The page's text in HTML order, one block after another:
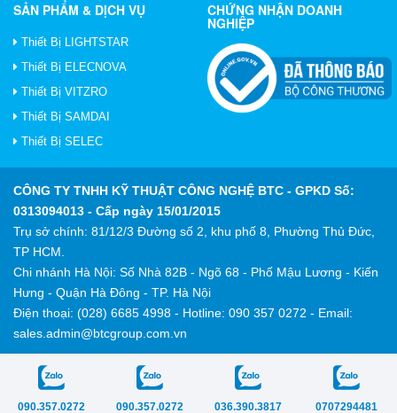
SẢN PHẨM & DỊCH VỤ
Thiết Bị LIGHTSTAR
Thiết Bị ELECNOVA
Thiết Bị VITZRO
Thiết Bị SAMDAI
Thiết Bị SELEC
CHỨNG NHẬN DOANH
NGHIỆP
CÔNG TY TNHH KỸ THUẬT CÔNG NGHỆ BTC - GPKD Số:
0313094013 - Cấp ngày 15/01/2015
Trụ sở chính: 81/12/3 Đường số 2, khu phố 8, Phường Thủ Đức,
TP HCM.
Chi nhánh Hà Nội: Số Nhà 82B - Ngõ 68 - Phố Mậu Lương - Kiến
Hưng - Quận Hà Đông - TP. Hà Nội
Điện thoại: (028) 6685 4998 - Hotline: 090 357 0272 - Email:
sales.admin@btcgroup.com.vn
090.357.0272 090.357.0272 036.390.3817 0707294481